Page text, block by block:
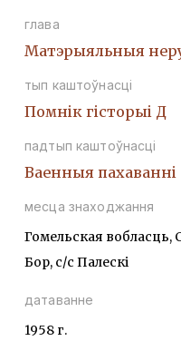
глава
Матэрыяльныя
тып каштоўнасці
Помнiк гiсторыi Д
падтып каштоўнасці
Ваенныя пахаваннi
месца знаходжання
Гомельская вобласць,
Бор, с/с Палескі
датаванне
1958 г.